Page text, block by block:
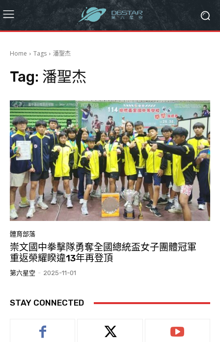
Home Tags 潘聖杰
Tag: 潘聖杰
體育部落
崇文國中拳擊隊勇奪全國總統盃女子團體冠軍
重返榮耀睽違13年再登頂
第六星空 - 2025-11-01
STAY CONNECTED